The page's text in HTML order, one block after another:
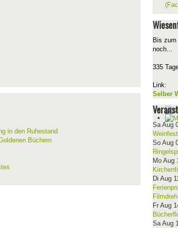
in den Ruhestand
Büchern
Bis
noch...
335
Link:
Selber
Sa Aug
So Aug
Mo Aug
Di Aug
Filmdreh
Fr Aug
Sa Aug